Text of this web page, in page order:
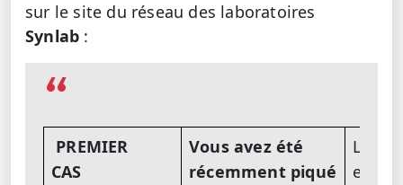
sur le site du réseau des laboratoires
Synlab :
PREMIER
CAS
Vous avez été
récemment piqué
Le